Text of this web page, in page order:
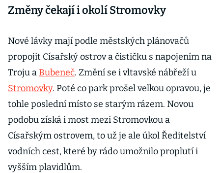
Změny čekají i okolí Stromovky
Nové lávky mají podle městských plánovačů
propojit Císařský ostrov a čističku s napojením na
Troju a Bubeneč. Změní se i vltavské nábřeží u
Stromovky. Poté co park prošel velkou opravou, je
tohle poslední místo se starým rázem. Novou
podobu získá i most mezi Stromovkou a
Císařským ostrovem, to už je ale úkol Ředitelství
vodních cest, které by rádo umožnilo proplutí i
vyšším plavidlům.